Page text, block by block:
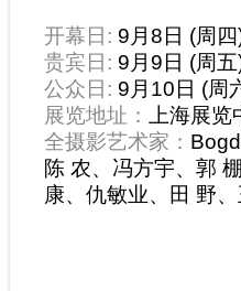
开幕日: 9月8日 (周
贵宾日: 9月9日 (周
公众日: 9月10日 (周
展览地址：
上海展
全摄影艺术家：
陈 农、冯方宇、郭 棚
康、仇敏业、田 野